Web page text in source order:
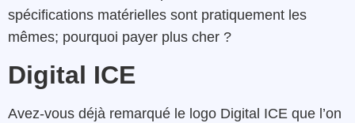
spécifications matérielles sont pratiquement les
mêmes; pourquoi payer plus cher ?
Digital ICE
Avez-vous déjà remarqué le logo Digital ICE que l’on